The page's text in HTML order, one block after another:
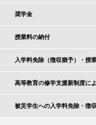
奨学金
授業料の納付
入学料免除（徴収猶予）・授
高等教育の修学支援新制度に
被災学生への入学料免除・徴